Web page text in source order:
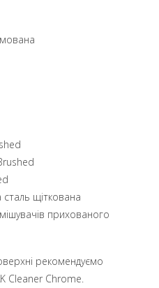
щіткована
прихованого
рекомендуємо
Cleaner Chrome.